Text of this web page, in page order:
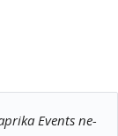
Events ne-